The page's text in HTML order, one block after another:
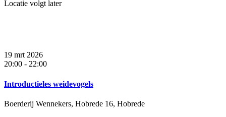
Locatie volgt later
19 mrt 2026
20:00 - 22:00
Introductieles weidevogels
Boerderij Wennekers, Hobrede 16, Hobrede